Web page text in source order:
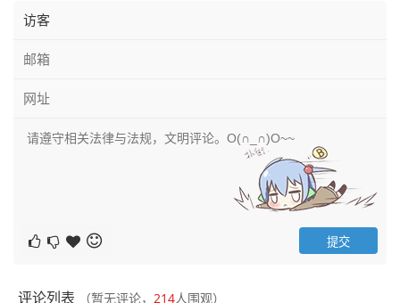
评论列表 （暂无评论， 214人围观）